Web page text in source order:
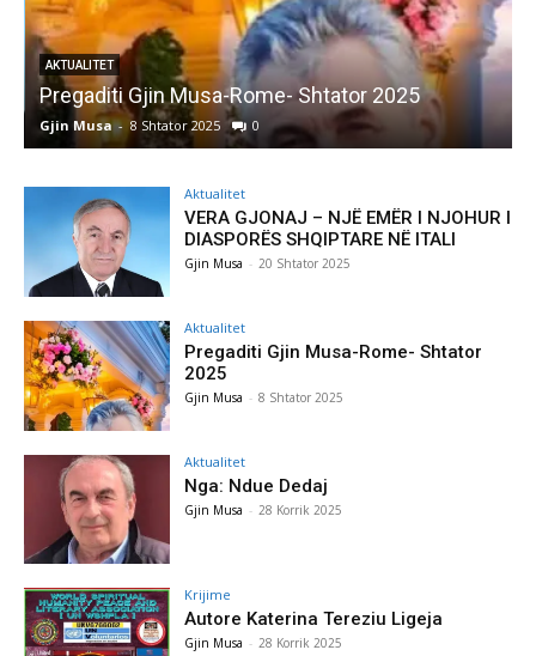
AKTUALITET
Pregaditi Gjin Musa-Rome- Shtator 2025
Gjin Musa - 8 Shtator 2025 0
Aktualitet
VERA GJONAJ – NJË EMËR I NJOHUR I
DIASPORËS SHQIPTARE NË ITALI
Gjin Musa - 20 Shtator 2025
Aktualitet
Pregaditi Gjin Musa-Rome- Shtator
2025
Gjin Musa - 8 Shtator 2025
Aktualitet
Nga: Ndue Dedaj
Gjin Musa - 28 Korrik 2025
Krijime
Autore Katerina Tereziu Ligeja
Gjin Musa - 28 Korrik 2025